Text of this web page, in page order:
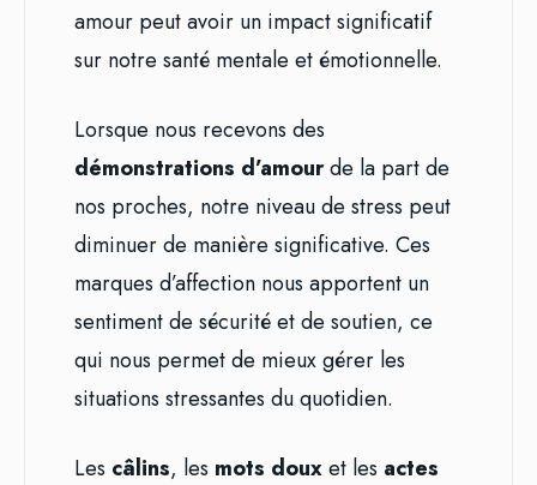
amour peut avoir un impact significatif
sur notre santé mentale et émotionnelle.
Lorsque nous recevons des
démonstrations d’amourde la part de
nos proches, notre niveau de stress peut
diminuer de manière significative. Ces
marques d’affection nous apportent un
sentiment de sécurité et de soutien, ce
qui nous permet de mieux gérer les
situations stressantes du quotidien.
Les câlins, les mots douxet les actes